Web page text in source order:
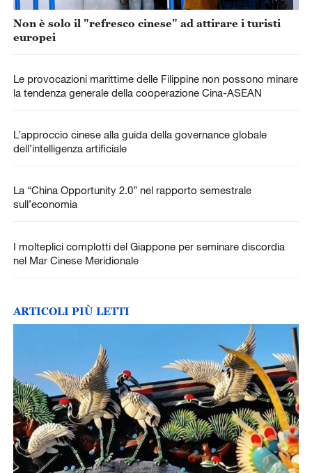
Non è solo il "refresco cinese" ad attirare i turisti
europei
Le provocazioni marittime delle Filippine non possono minare
la tendenza generale della cooperazione Cina-ASEAN
L’approccio cinese alla guida della governance globale
dell’intelligenza artificiale
La “China Opportunity 2.0” nel rapporto semestrale
sull’economia
I molteplici complotti del Giappone per seminare discordia
nel Mar Cinese Meridionale
ARTICOLI PIÙ LETTI